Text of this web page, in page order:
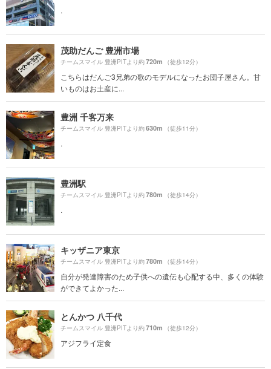
.
茂助だんご 豊洲市場
チームスマイル 豊洲PITより約720m （徒歩12分）
こちらはだんご3兄弟の歌のモデルになったお団子屋さん。甘
いものはお土産に...
豊洲 千客万来
チームスマイル 豊洲PITより約630m （徒歩11分）
.
豊洲駅
チームスマイル 豊洲PITより約780m （徒歩14分）
.
キッザニア東京
チームスマイル 豊洲PITより約780m （徒歩14分）
自分が発達障害のため子供への遺伝も心配する中、多くの体験
ができてよかった...
とんかつ 八千代
チームスマイル 豊洲PITより約710m （徒歩12分）
アジフライ定食